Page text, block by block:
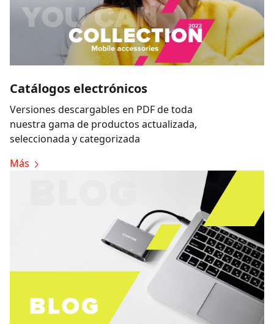
Catálogos electrónicos
Versiones descargables en PDF de toda
nuestra gama de productos actualizada,
seleccionada y categorizada
Más